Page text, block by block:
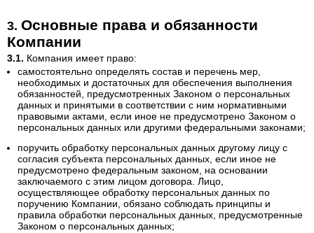
Основные права и обязанности
Компании
Компания имеет право:
самостоятельно определять состав и перечень мер,
необходимых и достаточных для обеспечения выполнения
обязанностей, предусмотренных Законом о персональных
данных и принятыми в соответствии с ним нормативными
правовыми актами, если иное не предусмотрено Законом о
персональных данных или другими федеральными законами;
поручить обработку персональных данных другому лицу с
согласия субъекта персональных данных, если иное не
предусмотрено федеральным законом, на основании
заключаемого с этим лицом договора. Лицо,
осуществляющее обработку персональных данных по
поручению Компании, обязано соблюдать принципы и
правила обработки персональных данных, предусмотренные
Законом о персональных данных;